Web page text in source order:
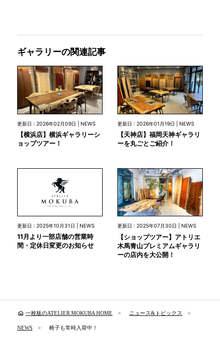
ギャラリーの関連記事
更新日 : 2026年02月09日 | NEWS
【横浜店】横浜ギャラリーシ
ョップツアー！
更新日 : 2026年01月19日 | NEWS
【天神店】福岡天神ギャラリ
ーを丸ごとご紹介！
更新日 : 2025年10月31日 | NEWS
11月より一部店舗の営業時
間・定休日変更のお知らせ
更新日 : 2025年07月30日 | NEWS
【ショップツアー】アトリエ
木馬青山プレミアムギャラリ
ーの店内を大公開！
home 一枚板のATELIER MOKUBA HOME ニュース&トピックス
NEWS 椅子も常時入荷中！